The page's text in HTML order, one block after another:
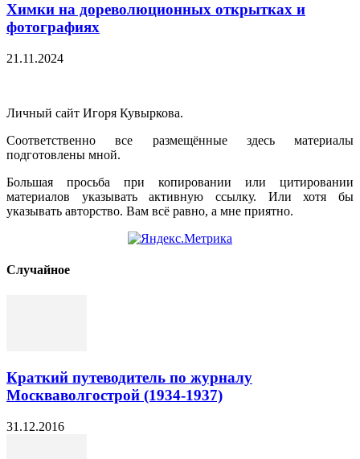
Химки на дореволюционных открытках и
фотографиях
21.11.2024
Личный сайт Игоря Кувыркова.
Соответственно все размещённые здесь материалы
подготовлены мной.
Большая просьба при копировании или цитировании
материалов указывать активную ссылку. Или хотя бы
указывать авторство. Вам всё равно, а мне приятно.
Cлучайное
Краткий путеводитель по журналу
Москваволгострой (1934-1937)
31.12.2016